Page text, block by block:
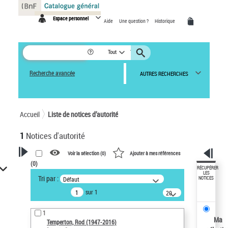
Espace personnel Aide Une question ? Historique
Tout
Recherche avancée AUTRES RECHERCHES
Accueil Liste de notices d’autorité
1 Notices d'autorité
VOTRE RECHERCHE
Recherche avancée dans les
notices d’autorité
Œuvres liées à l'auteur :
Temperton, Rod (1947-2016)
Voir la sélection (0) Ajouter à mes références
(0)
Tri par : Défaut
sur 1
20
résultats/page
1
Temperton, Rod (1947-2016)
RÉCUPÉRER
LES
NOTICES
Ma
Panneau de gestion des cookies